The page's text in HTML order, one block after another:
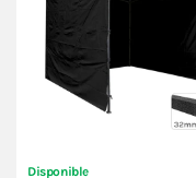
Disponible